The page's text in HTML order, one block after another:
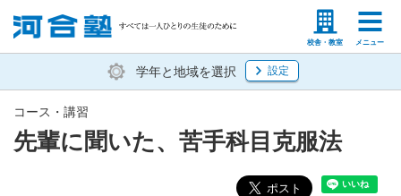
校舎・教室 メニュー
塾生の方 高等学校の先生
学年と地域を選択 設定
先輩に聞いた、苦手科目克服法
コース・講習